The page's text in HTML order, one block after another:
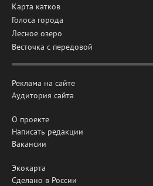
Карта катков
Голоса города
Лесное озеро
Весточка с передовой
Реклама на сайте
Аудитория сайта
О проекте
Написать редакции
Вакансии
Экокарта
Сделано в России